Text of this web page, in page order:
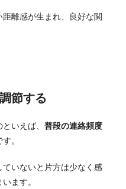
離感が生まれ、良好な関
節する
いえば、 普段の連絡頻度
す。
いないと片方は少なく感
ます。